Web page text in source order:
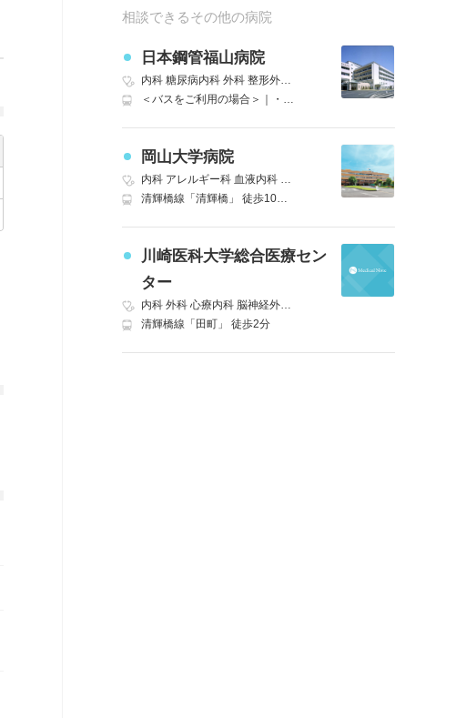
相談できるその他の病院
日本鋼管福山病院
内科 糖尿病内科 外科 整形外科 眼科リハビリテーション
＜バスをご利用の場合＞｜・中国バス 福山駅乗車 鋼管病院行き 又は 鋼管病院経由 鋼管町（ＪＦＥ）行｜（福山駅から約２５分）｜「鋼管病院」バス停下車すぐ｜・中国バス 大門駅北口乗車｜（大門駅北口から約２０分）｜「鋼管病院」バス停下車すぐ｜＜タクシーをご利用の場合＞｜福山駅 乗車（約２０分）｜東福山駅 乗車（約１０分）｜大門駅 乗車（約１０分）
岡山大学病院
内科 アレルギー科 血液内科 リウマチ・膠原病内科外科
清輝橋線「清輝橋」 徒歩10分｜JR山陽本線(姫路～岡山)「岡山」バス利用可能(東口バスターミナル 岡電バス 大学病院入口、または大学病院構内下車) 車10分
川崎医科大学総合医療セン
ター
内科 外科 心療内科 脳神経外科
清輝橋線「田町」 徒歩2分